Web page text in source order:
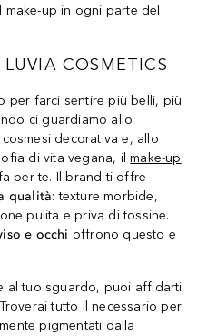
up in ogni parte del
COSMETICS
per farci sentire più belli, più
ci guardiamo allo
cosmesi decorativa e, allo
di vita vegana, ilmake-up
per te. Il brand ti offre
qualità: texture morbide,
pulita e priva di tossine.
e occhi offrono questo e
al tuo sguardo, puoi affidarti
tutto il necessario per
pigmentati dalla